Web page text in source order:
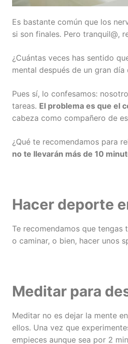
Es bastante común que los
si son finales. Pero tranquil@,
¿Cuántas veces has sentido
mental después de un gran día
Pues sí, lo confesamos:
tareas. El problema es que el
cabeza como compañero de
¿Qué te recomendamos para
no te llevarán más de 10
Hacer deporte
Te recomendamos que
o caminar, o bien, hacer unos
Meditar para
Meditar no es dejar la mente
ellos. Una vez que
empieces aunque sea por 2